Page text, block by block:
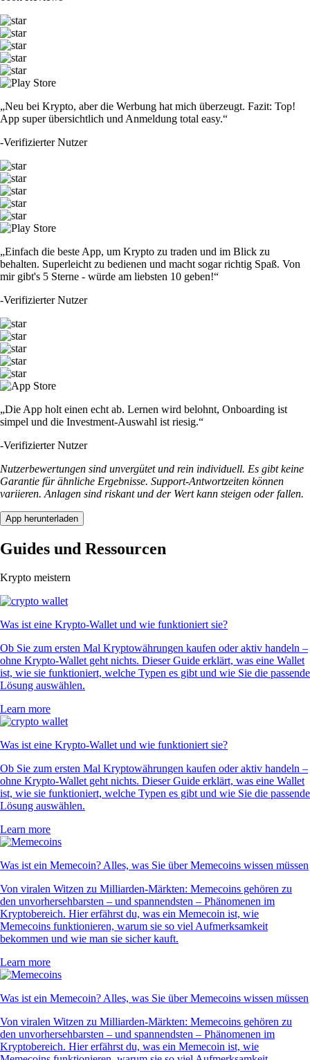
„Neu bei Krypto, aber die Werbung hat mich überzeugt. Fazit: Top!
App super übersichtlich und Anmeldung total easy.“
-Verifizierter Nutzer
„Einfach die beste App, um Krypto zu traden und im Blick zu
behalten. Superleicht zu bedienen und macht sogar richtig Spaß. Von
mir gibt's 5 Sterne - würde am liebsten 10 geben!“
-Verifizierter Nutzer
„Die App holt einen echt ab. Lernen wird belohnt, Onboarding ist
simpel und die Investment-Auswahl ist riesig.“
-Verifizierter Nutzer
Nutzerbewertungen sind unvergütet und rein individuell. Es gibt keine
Garantie für ähnliche Ergebnisse. Support-Antwortzeiten können
variieren. Anlagen sind riskant und der Wert kann steigen oder fallen.
App herunterladen
Guides und Ressourcen
Krypto meistern
Was ist eine Krypto-Wallet und wie funktioniert sie?
Ob Sie zum ersten Mal Kryptowährungen kaufen oder aktiv handeln –
ohne Krypto-Wallet geht nichts. Dieser Guide erklärt, was eine Wallet
ist, wie sie funktioniert, welche Typen es gibt und wie Sie die passende
Lösung auswählen.
Learn more
Was ist eine Krypto-Wallet und wie funktioniert sie?
Ob Sie zum ersten Mal Kryptowährungen kaufen oder aktiv handeln –
ohne Krypto-Wallet geht nichts. Dieser Guide erklärt, was eine Wallet
ist, wie sie funktioniert, welche Typen es gibt und wie Sie die passende
Lösung auswählen.
Learn more
Was ist ein Memecoin? Alles, was Sie über Memecoins wissen müssen
Von viralen Witzen zu Milliarden-Märkten: Memecoins gehören zu
den unvorhersehbarsten – und spannendsten – Phänomenen im
Kryptobereich. Hier erfährst du, was ein Memecoin ist, wie
Memecoins funktionieren, warum sie so viel Aufmerksamkeit
bekommen und wie man sie sicher kauft.
Learn more
Was ist ein Memecoin? Alles, was Sie über Memecoins wissen müssen
Von viralen Witzen zu Milliarden-Märkten: Memecoins gehören zu
den unvorhersehbarsten – und spannendsten – Phänomenen im
Kryptobereich. Hier erfährst du, was ein Memecoin ist, wie